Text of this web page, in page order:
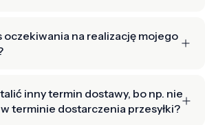
oczekiwania na realizację mojego
inny termin dostawy, bo np. nie
terminie dostarczenia przesyłki?